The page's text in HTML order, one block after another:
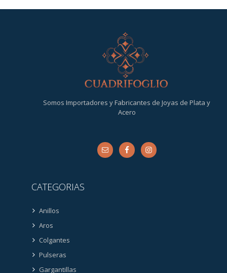
Somos Importadores y Fabricantes de Joyas de Plata y
Acero
CATEGORIAS
Anillos
Aros
Colgantes
Pulseras
Gargantillas